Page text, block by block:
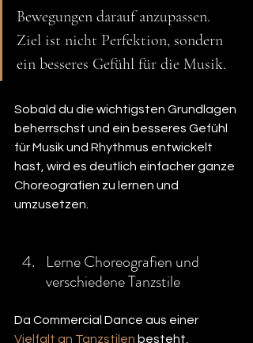
Bewegungen darauf anzupassen.
Ziel ist nicht Perfektion, sondern
ein besseres Gefühl für die Musik.
Sobald du die wichtigsten Grundlagen
beherrschst und ein besseres Gefühl
für Musik und Rhythmus entwickelt
hast, wird es deutlich einfacher ganze
Choreografien zu lernen und
umzusetzen.
Lerne Choreografien und
verschiedene Tanzstile
Da Commercial Dance aus einer
Vielfalt an Tanzstilen besteht,